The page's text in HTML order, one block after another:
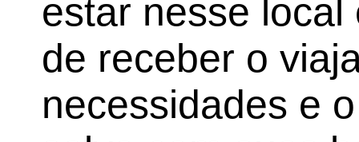
estar nesse
de receber o
necessidades e